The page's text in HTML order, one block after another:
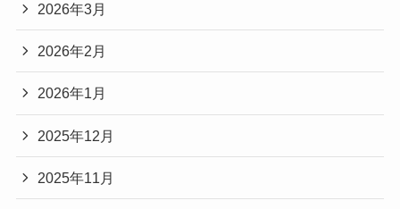
2026年3月
2026年2月
2026年1月
2025年12月
2025年11月